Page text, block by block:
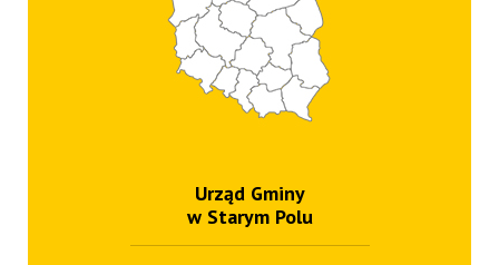
Urząd Gminy
w Starym Polu